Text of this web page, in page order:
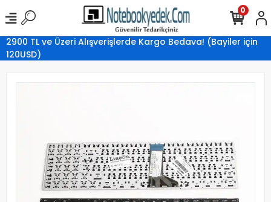
2900 TL ve Üzeri Alışverişlerde Kargo Bedava! (Bayiler için
120USD)
0